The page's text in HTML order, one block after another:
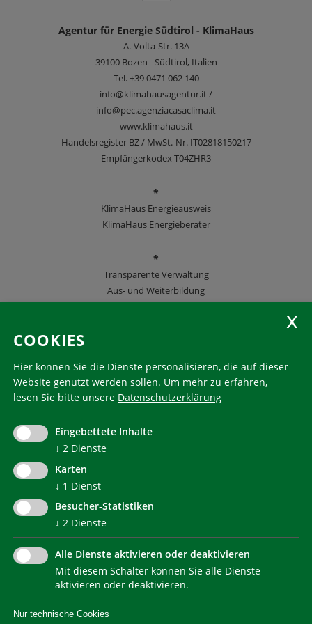
Agentur für Energie Südtirol - KlimaHaus
A.-Volta-Str. 13A
39100 Bozen - Südtirol, Italien
Tel.+39 0471 062 140
info@klimahausagentur.it /
info@pec.agenziacasaclima.it
www.klimahaus.it
Handelsregister BZ / MwSt.-Nr. IT02818150217
Empfängerkodex T04ZHR3
*
KlimaHaus Energieausweis
KlimaHaus Energieberater
*
Transparente Verwaltung
Aus- und Weiterbildung
KlimaHaus ist eine eingetragene Marke. Die Nutzung muss
communication@klimahausagentur.it
© 2022 Agentur für Energie Südtirol - KlimaHaus
NEWSLETTER
IMPRESSUM PRIVACY
COOKIES
Hier können Sie die Dienste personalisieren, die auf dieser
Website genutzt werden sollen. Um mehr zu erfahren,
lesen Sie bitte unsere Datenschutzerklärung
Eingebettete Inhalte
↓ 2 Dienste
Karten
↓ 1 Dienst
Besucher-Statistiken
↓ 2 Dienste
Alle Dienste aktivieren oder deaktivieren
Mit diesem Schalter können Sie alle Dienste
aktivieren oder deaktivieren.
Nur technische Cookies